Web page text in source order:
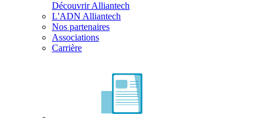
Découvrir Alliantech
L'ADN Alliantech
Nos partenaires
Associations
Carrière